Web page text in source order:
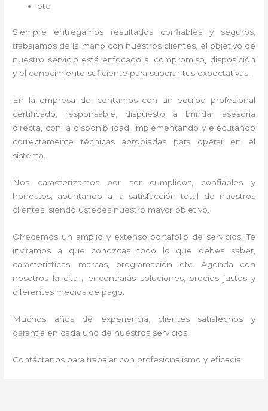
etc
Siempre entregamos resultados confiables y seguros,
trabajamos de la mano con nuestros clientes, el objetivo de
nuestro servicio está enfocado al compromiso, disposición
y el conocimiento suficiente para superar tus expectativas.
En la empresa de , contamos con un equipo profesional
certificado, responsable, dispuesto a brindar asesoría
directa, con la disponibilidad, implementando y ejecutando
correctamente técnicas apropiadas para operar en el
sistema.
Nos caracterizamos por ser cumplidos, confiables y
honestos, apuntando a la satisfacción total de nuestros
clientes, siendo ustedes nuestro mayor objetivo.
Ofrecemos un amplio y extenso portafolio de servicios. Te
invitamos a que conozcas todo lo que debes saber,
características, marcas, programación etc. Agenda con
nosotros la cita , encontrarás soluciones, precios justos y
diferentes medios de pago.
Muchos años de experiencia, clientes satisfechos y
garantía en cada uno de nuestros servicios.
Contáctanos para trabajar con profesionalismo y eficacia.